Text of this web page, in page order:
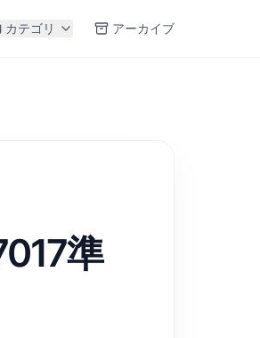
カテゴリ アーカイブ
準